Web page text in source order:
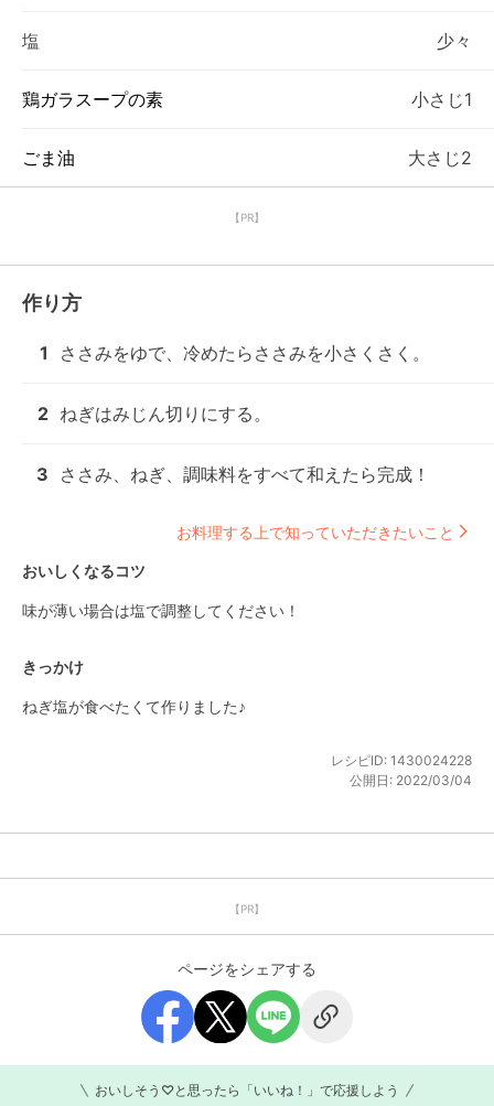
塩 少々
鶏ガラスープの素 小さじ1
ごま油 大さじ2
【PR】
作り方
1 ささみをゆで、冷めたらささみを小さくさく。
2 ねぎはみじん切りにする。
3 ささみ、ねぎ、調味料をすべて和えたら完成！
お料理する上で知っていただきたいこと
おいしくなるコツ
味が薄い場合は塩で調整してください！
きっかけ
ねぎ塩が食べたくて作りました♪
レシピID: 1430024228
公開日: 2022/03/04
【PR】
ページをシェアする
おいしそう♡と思ったら「いいね！」で応援しよう